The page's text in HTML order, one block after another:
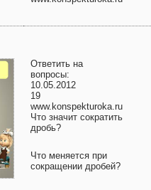
Ответить на
вопросы:
10.05.2012
19
www.konspekturoka.ru
Что значит сократить
дробь?
Что меняется при
сокращении дробей?